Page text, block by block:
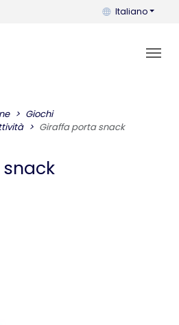
Puoi cambiare
Italiano
Giochi
Giraffa porta snack